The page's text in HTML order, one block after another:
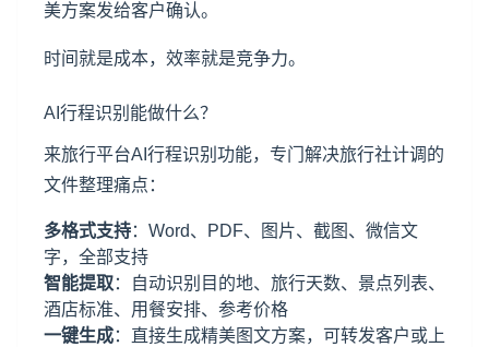
美方案发给客户确认。
时间就是成本，效率就是竞争力。
AI行程识别能做什么？
来旅行平台AI行程识别功能，专门解决旅行社计调的
文件整理痛点：
多格式支持：Word、PDF、图片、截图、微信文
字，全部支持
智能提取：自动识别目的地、旅行天数、景点列表、
酒店标准、用餐安排、参考价格
一键生成：直接生成精美图文方案，可转发客户或上